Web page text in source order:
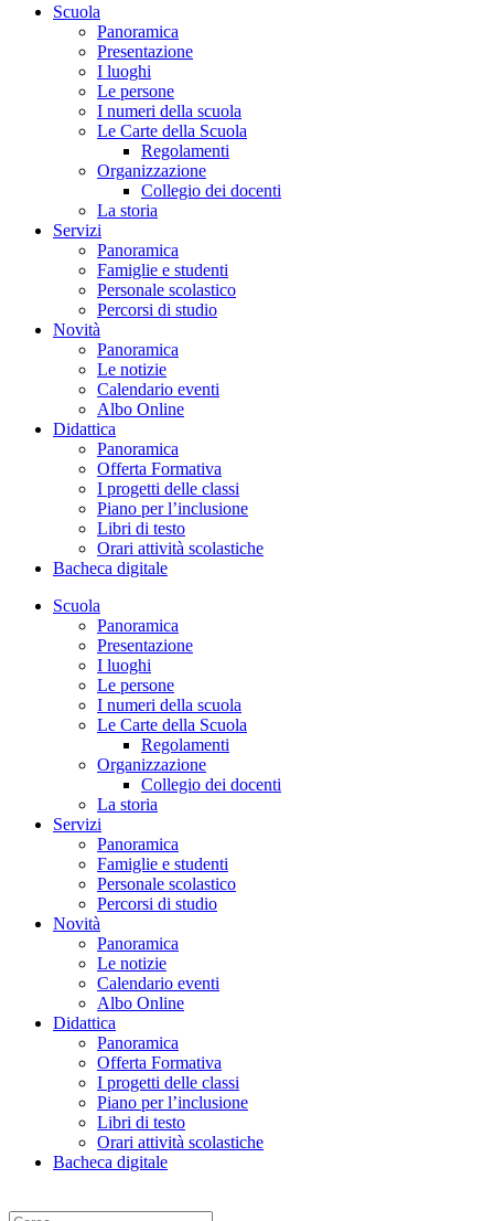
Scuola
Panoramica
Presentazione
I luoghi
Le persone
I numeri della scuola
Le Carte della Scuola
Regolamenti
Organizzazione
Collegio dei docenti
La storia
Servizi
Panoramica
Famiglie e studenti
Personale scolastico
Percorsi di studio
Novità
Panoramica
Le notizie
Calendario eventi
Albo Online
Didattica
Panoramica
Offerta Formativa
I progetti delle classi
Piano per l’inclusione
Libri di testo
Orari attività scolastiche
Bacheca digitale
Scuola
Panoramica
Presentazione
I luoghi
Le persone
I numeri della scuola
Le Carte della Scuola
Regolamenti
Organizzazione
Collegio dei docenti
La storia
Servizi
Panoramica
Famiglie e studenti
Personale scolastico
Percorsi di studio
Novità
Panoramica
Le notizie
Calendario eventi
Albo Online
Didattica
Panoramica
Offerta Formativa
I progetti delle classi
Piano per l’inclusione
Libri di testo
Orari attività scolastiche
Bacheca digitale